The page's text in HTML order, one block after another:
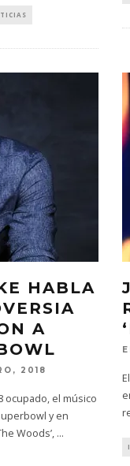
HABLA
A
2018
ocupado, el músico
y en
Woods’, ...